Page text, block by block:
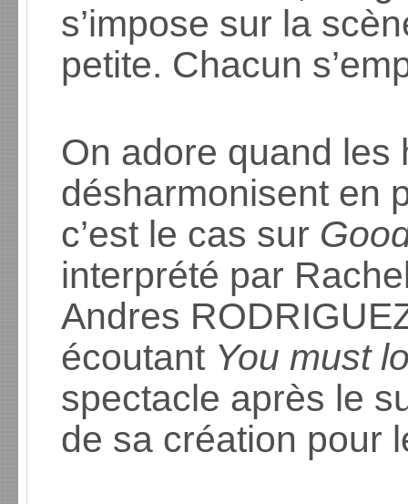
s’impose sur la
petite. Chacun
On adore quand les
désharmonisent en
c’est le cas sur
interprété par
Andres
écoutant You must
spectacle après le
de sa création pour